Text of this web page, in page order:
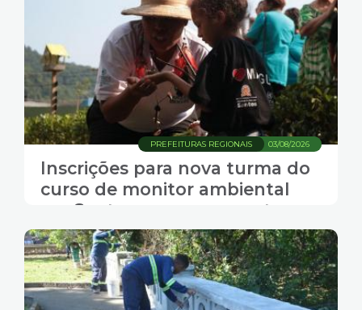
03/08/2026
PREFEITURAS REGIONAIS
Inscrições para nova turma do
curso de monitor ambiental
em Santos começam nesta
terça